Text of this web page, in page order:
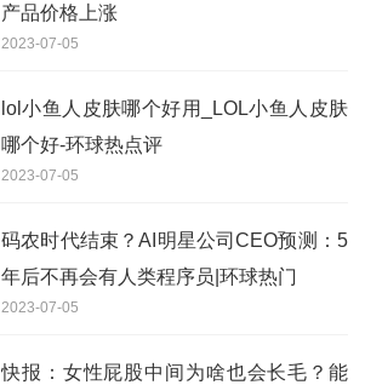
产品价格上涨
2023-07-05
lol小鱼人皮肤哪个好用_LOL小鱼人皮肤
哪个好-环球热点评
2023-07-05
码农时代结束？AI明星公司CEO预测：5
年后不再会有人类程序员|环球热门
2023-07-05
快报：女性屁股中间为啥也会长毛？能